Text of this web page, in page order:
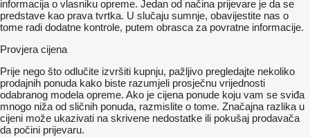
informacija o vlasniku opreme. Jedan od načina prijevare je da se
predstave kao prava tvrtka. U slučaju sumnje, obavijestite nas o
tome radi dodatne kontrole, putem obrasca za povratne informacije.
Provjera cijena
Prije nego što odlučite izvršiti kupnju, pažljivo pregledajte nekoliko
prodajnih ponuda kako biste razumjeli prosječnu vrijednosti
odabranog modela opreme. Ako je cijena ponude koju vam se sviđa
mnogo niža od sličnih ponuda, razmislite o tome. Značajna razlika u
cijeni može ukazivati ​​na skrivene nedostatke ili pokušaj prodavača
da počini prijevaru.